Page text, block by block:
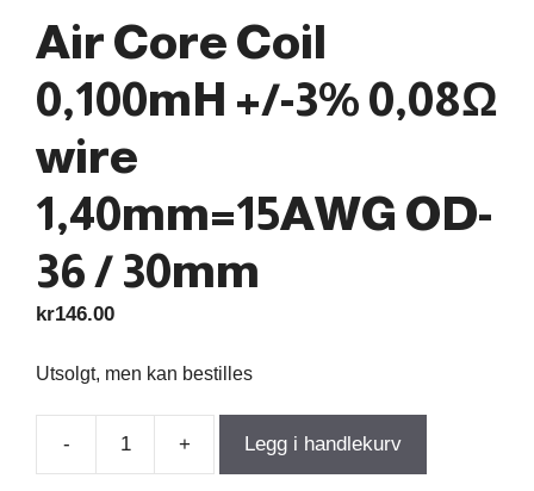
Air Core Coil
0,100mH +/-3% 0,08Ω
wire
1,40mm=15AWG OD-
36 / 30mm
kr146.00
Utsolgt, men kan bestilles
- + Legg i handlekurv